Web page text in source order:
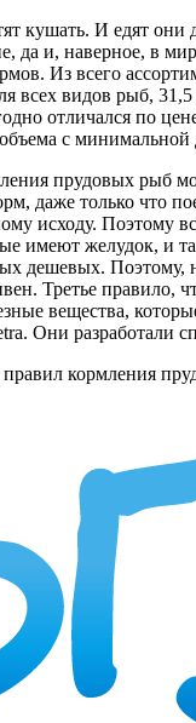
кушать. И едят они
и, наверное, в
Из всего
всех видов рыб,
отличался по
с минимальной
прудовых рыб
даже только что
исходу. Поэтому
имеют желудок, и
дешевых. Поэтому,
Третье правило,
вещества,
Они разработали
кормления